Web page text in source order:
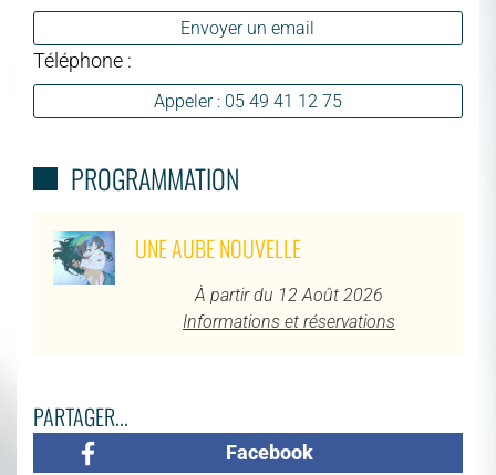
Envoyer un email
Téléphone :
Appeler : 05 49 41 12 75
PROGRAMMATION
UNE AUBE NOUVELLE
À partir du 12 Août 2026
Informations et réservations
PARTAGER...
Facebook